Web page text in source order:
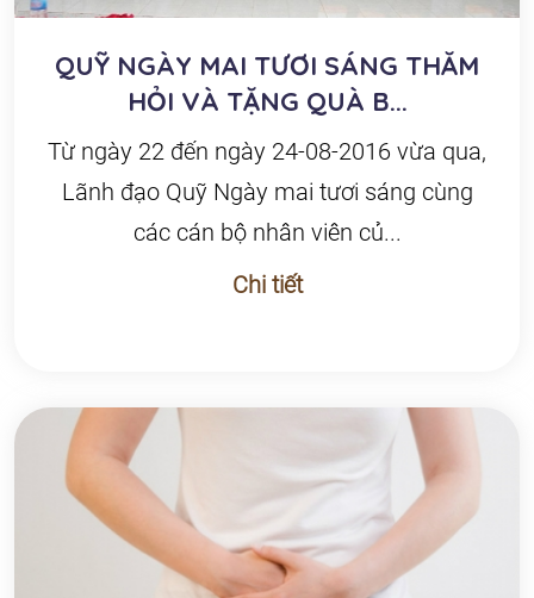
QUỸ NGÀY MAI TƯƠI SÁNG THĂM
HỎI VÀ TẶNG QUÀ B...
Từ ngày 22 đến ngày 24-08-2016 vừa qua,
Lãnh đạo Quỹ Ngày mai tươi sáng cùng
các cán bộ nhân viên củ...
Chi tiết